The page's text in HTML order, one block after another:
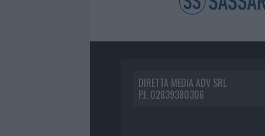
DIRETTA MEDIA ADV SRL
P.I. 02839380306